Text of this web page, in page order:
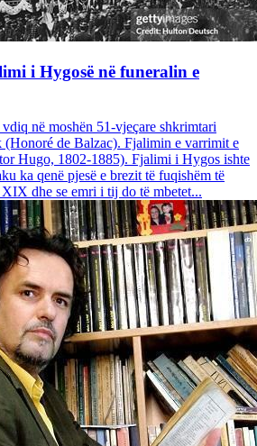
i Hygosë në funeralin e
në moshën 51-vjeçare shkrimtari
(Honoré de Balzac). Fjalimin e varrimit e
Hugo, 1802-1885). Fjalimi i Hygos ishte
ka qenë pjesë e brezit të fuqishëm të
dhe se emri i tij do të mbetet...